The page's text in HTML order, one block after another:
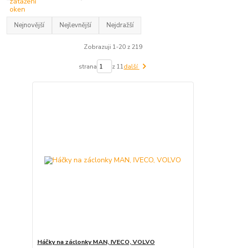
Nejnovější Nejlevnější Nejdražší
Zobrazuji 1-20 z 219
strana z 11další
Háčky na záclonky MAN, IVECO, VOLVO